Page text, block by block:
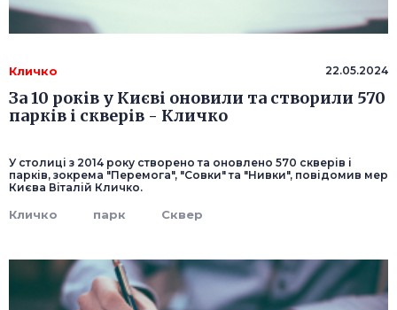
Кличко 22.05.2024
За 10 років у Києві оновили та створили 570
парків і скверів - Кличко
У столиці з 2014 року створено та оновлено 570 скверів і
парків, зокрема "Перемога", "Совки" та "Нивки", повідомив мер
Києва Віталій Кличко.
Кличко парк Сквер